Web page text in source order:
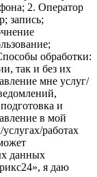
2. Оператор
запись;
обработки:
так и без их
мне услуг/
и
в мой
работах
данных
я даю